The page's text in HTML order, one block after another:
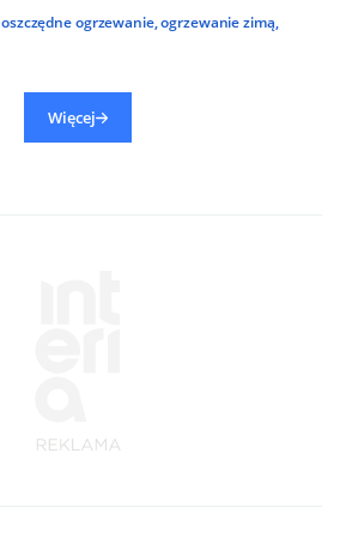
oszczędne ogrzewanie,ogrzewanie zimą,
Więcej